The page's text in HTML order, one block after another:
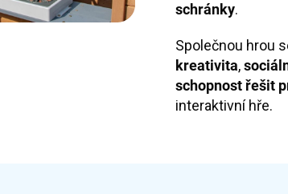
schránky.
Společnou hrou
kreativita,
schopnost řešit
interaktivní hře.